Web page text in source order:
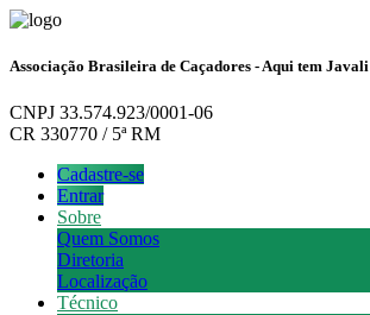
Associação Brasileira de Caçadores - Aqui tem Javali
CNPJ 33.574.923/0001-06
CR 330770 / 5ª RM
Cadastre-se
Entrar
Sobre
Quem Somos
Diretoria
Localização
Técnico